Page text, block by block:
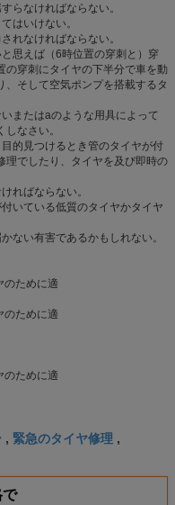
らなければならない。
はいけない。
れなければならない。
思えば（6時位置の穿刺と）穿
の穿刺にタイヤの下半分で車を動
そして空気ポンプを搭載するタ
またはaのような用具によって
なさい。
的見つけるとき管のタイヤが付
理でしたり、タイヤを及び即時の
ればならない。
いている低質のタイヤかタイヤ
ない有害であるかもしれない。
, 緊急のタイヤ修理 ,
で